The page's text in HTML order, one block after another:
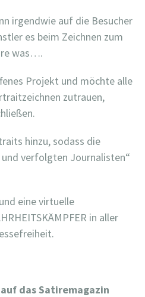
irgendwie auf die Besucher
es beim Zeichnen zum
was….
Projekt und möchte alle
zutrauen,
hinzu, sodass die
verfolgten Journalisten“
eine virtuelle
in aller
das Satiremagazin